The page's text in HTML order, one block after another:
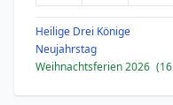
Heilige Drei Könige
Neujahrstag
Weihnachtsferien 2026 (16